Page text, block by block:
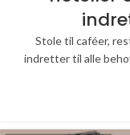
Stole til caféer,
indretter til alle